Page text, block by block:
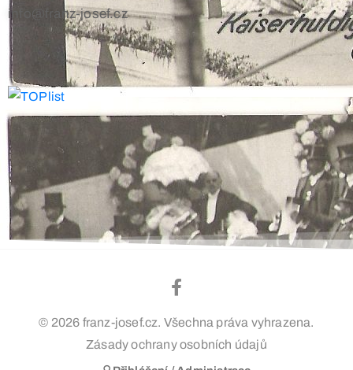
info@franz-josef.cz
© 2026 franz-josef.cz. Všechna práva vyhrazena.
Zásady ochrany osobních údajů